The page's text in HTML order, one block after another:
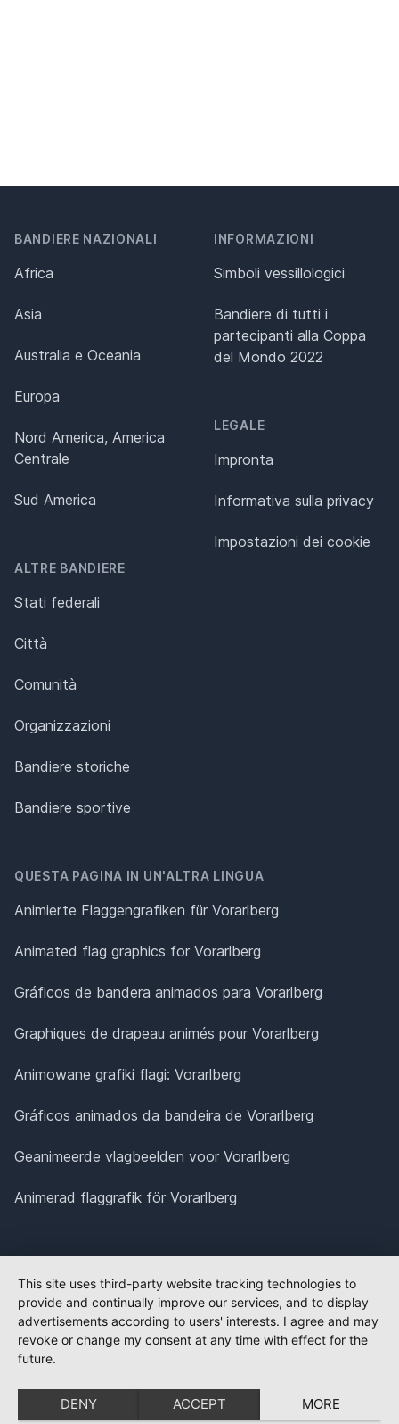
BANDIERE NAZIONALI
Africa
Asia
Australia e Oceania
Europa
Nord America, America
Centrale
Sud America
ALTRE BANDIERE
Stati federali
Città
Comunità
Organizzazioni
Bandiere storiche
Bandiere sportive
INFORMAZIONI
Simboli vessillologici
Bandiere di tutti i
partecipanti alla Coppa
del Mondo 2022
LEGALE
Impronta
Informativa sulla privacy
Impostazioni dei cookie
QUESTA PAGINA IN UN'ALTRA LINGUA
Animierte Flaggengrafiken für Vorarlberg
Animated flag graphics for Vorarlberg
Gráficos de bandera animados para Vorarlberg
Graphiques de drapeau animés pour Vorarlberg
Animowane grafiki flagi: Vorarlberg
Gráficos animados da bandeira de Vorarlberg
Geanimeerde vlagbeelden voor Vorarlberg
Animerad flaggrafik för Vorarlberg
This site uses third-party website tracking technologies to
provide and continually improve our services, and to display
advertisements according to users' interests. I agree and may
revoke or change my consent at any time with effect for the
future.
DENY ACCEPT MORE